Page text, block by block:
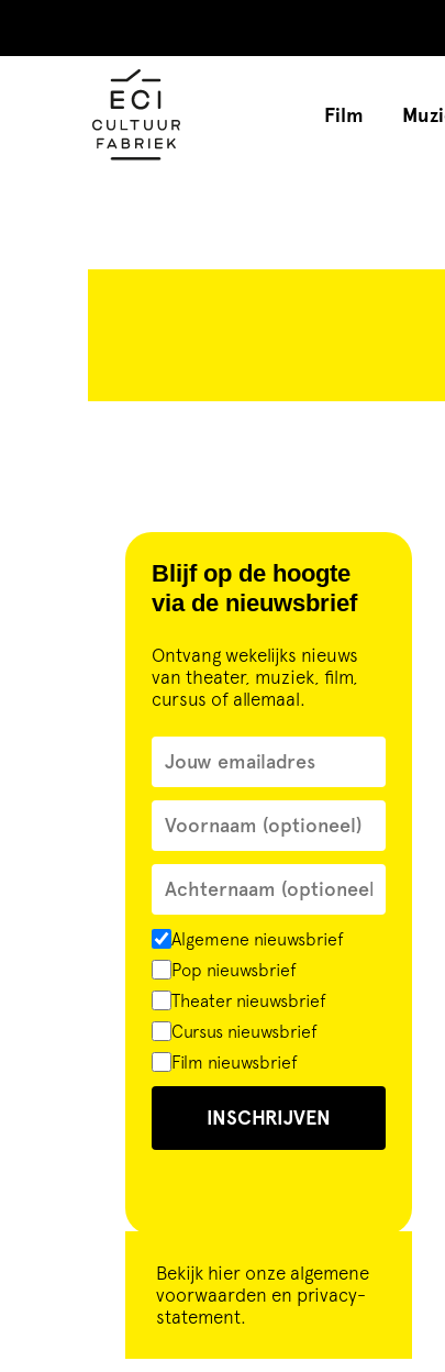
Film
Blijf op de hoogte
via de nieuwsbrief
Ontvang wekelijks nieuws
van theater, muziek, film,
cursus of allemaal.
Algemene nieuwsbrief
Pop nieuwsbrief
Theater nieuwsbrief
Cursus nieuwsbrief
Film nieuwsbrief
INSCHRIJVEN
Bekijk hier onze algemene
voorwaarden en privacy-
statement.